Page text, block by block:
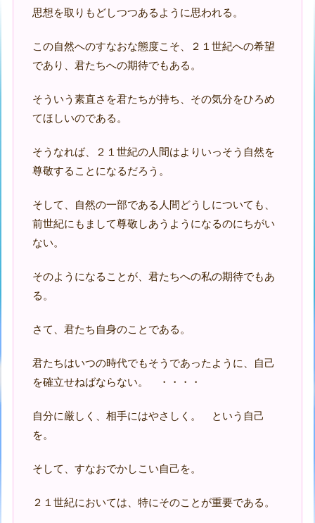
思想を取りもどしつつあるように思われる。
この自然へのすなおな態度こそ、２１世紀への希望
であり、君たちへの期待でもある。
そういう素直さを君たちが持ち、その気分をひろめ
てほしいのである。
そうなれば、２１世紀の人間はよりいっそう自然を
尊敬することになるだろう。
そして、自然の一部である人間どうしについても、
前世紀にもまして尊敬しあうようになるのにちがい
ない。
そのようになることが、君たちへの私の期待でもあ
る。
さて、君たち自身のことである。
君たちはいつの時代でもそうであったように、自己
を確立せねばならない。 ・・・・
自分に厳しく、相手にはやさしく。 という自己
を。
そして、すなおでかしこい自己を。
２１世紀においては、特にそのことが重要である。